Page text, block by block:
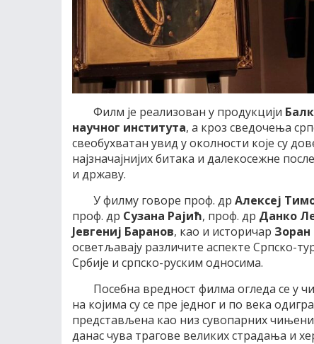
Филм је реализован у продукцији
научног института, а кроз сведочења
свеобухватан увид у околности које су
најзначајнијих битака и далекосежне
и државу.
У филму говоре проф. др Алексеј
проф. др Сузана Рајић, проф. др Данко
Јевгениј Баранов, као и историчар
осветљавају различите аспекте Српско-
Србије и српско-руским односима.
Посебна вредност филма огледа се у
на којима су се пре једног и по века
представљена као низ сувопарних
данас чува трагове великих страдања и